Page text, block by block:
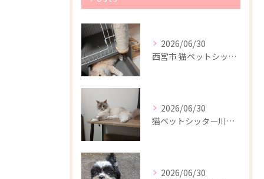
2026/06/30
西宮市 猫ペットシッター
2026/06/30
猫ペットシッター川西市(^-^)/
2026/06/30